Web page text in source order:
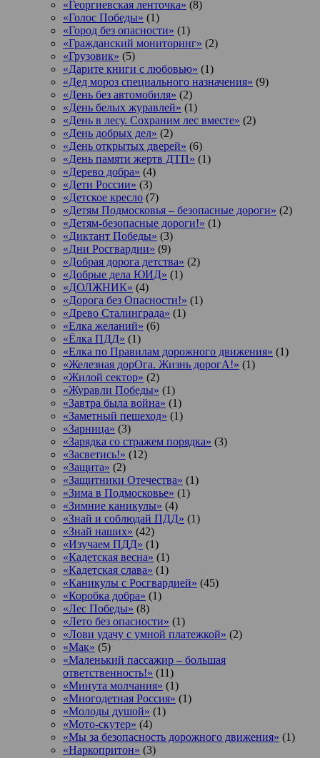
«Георгиевская ленточка» (8)
«Голос Победы» (1)
«Город без опасности» (1)
«Гражданский мониторинг» (2)
«Грузовик» (5)
«Дарите книги с любовью» (1)
«Дед мороз специального назначения» (9)
«День без автомобиля» (2)
«День белых журавлей» (1)
«День в лесу. Сохраним лес вместе» (2)
«День добрых дел» (2)
«День открытых дверей» (6)
«День памяти жертв ДТП» (1)
«Дерево добра» (4)
«Дети России» (3)
«Детское кресло (7)
«Детям Подмосковья – безопасные дороги» (2)
«Детям-безопасные дороги!» (1)
«Диктант Победы» (3)
«Дни Росгвардии» (9)
«Добрая дорога детства» (2)
«Добрые дела ЮИД» (1)
«ДОЛЖНИК» (4)
«Дорога без Опасности!» (1)
«Древо Сталинграда» (1)
«Елка желаний» (6)
«Ёлка ПДД» (1)
«Елка по Правилам дорожного движения» (1)
«Железная дорОга. Жизнь дорогА!» (1)
«Жилой сектор» (2)
«Журавли Победы» (1)
«Завтра была война» (1)
«Заметный пешеход» (1)
«Зарница» (3)
«Зарядка со стражем порядка» (3)
«Засветись!» (12)
«Защита» (2)
«Защитники Отечества» (1)
«Зима в Подмосковье» (1)
«Зимние каникулы» (4)
«Знай и соблюдай ПДД» (1)
«Знай наших» (42)
«Изучаем ПДД» (1)
«Кадетская весна» (1)
«Кадетская слава» (1)
«Каникулы с Росгвардией» (45)
«Коробка добра» (1)
«Лес Победы» (8)
«Лето без опасности» (1)
«Лови удачу с умной платежкой» (2)
«Мак» (5)
«Маленький пассажир – большая
ответственность!» (11)
«Минута молчания» (1)
«Многодетная Россия» (1)
«Молоды душой» (1)
«Мото-скутер» (4)
«Мы за безопасность дорожного движения» (1)
«Наркопритон» (3)